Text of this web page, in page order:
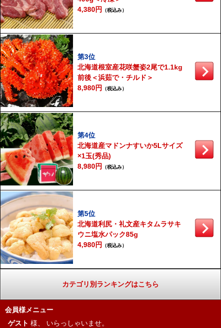
4,380円
（税込み）
第3位
北海道根室産花咲蟹姿2尾で1.1kg
前後＜浜茹で・チルド＞
8,980円
（税込み）
第4位
北海道産マドンナすいか5Lサイズ
×1玉(秀品)
8,980円
（税込み）
第5位
北海道利尻・礼文産キタムラサキ
ウニ塩水パック85g
4,980円
（税込み）
カテゴリ別ランキングはこちら
会員様メニュー
ゲスト 様、
いらっしゃいませ。